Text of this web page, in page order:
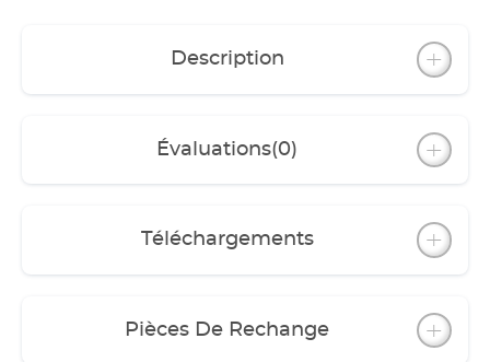
Diffuseurs avec mousse échangeable (Art.
Description
Évaluations(0)
Téléchargements
Pièces De Rechange